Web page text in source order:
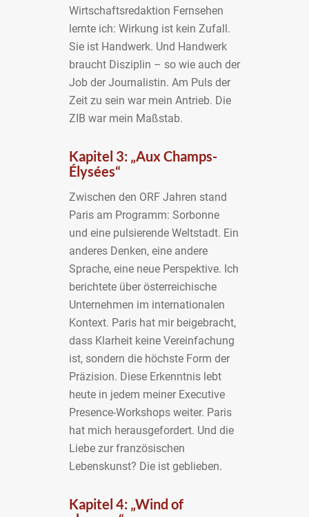
Wirtschaftsredaktion Fernsehen
lernte ich: Wirkung ist kein Zufall.
Sie ist Handwerk. Und Handwerk
braucht Disziplin – so wie auch der
Job der Journalistin. Am Puls der
Zeit zu sein war mein Antrieb. Die
ZIB war mein Maßstab.
Kapitel 3: „Aux Champs-
Élysées“
Zwischen den ORF Jahren stand
Paris am Programm: Sorbonne
und eine pulsierende Weltstadt. Ein
anderes Denken, eine andere
Sprache, eine neue Perspektive. Ich
berichtete über österreichische
Unternehmen im internationalen
Kontext. Paris hat mir beigebracht,
dass Klarheit keine Vereinfachung
ist, sondern die höchste Form der
Präzision. Diese Erkenntnis lebt
heute in jedem meiner Executive
Presence-Workshops weiter. Paris
hat mich herausgefordert. Und die
Liebe zur französischen
Lebenskunst? Die ist geblieben.
Kapitel 4: „Wind of